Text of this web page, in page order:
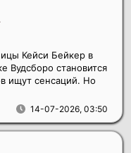
14-07-2026, 03:50
Кейси Бейкер в
Вудсборо становится
ищут сенсаций. Но